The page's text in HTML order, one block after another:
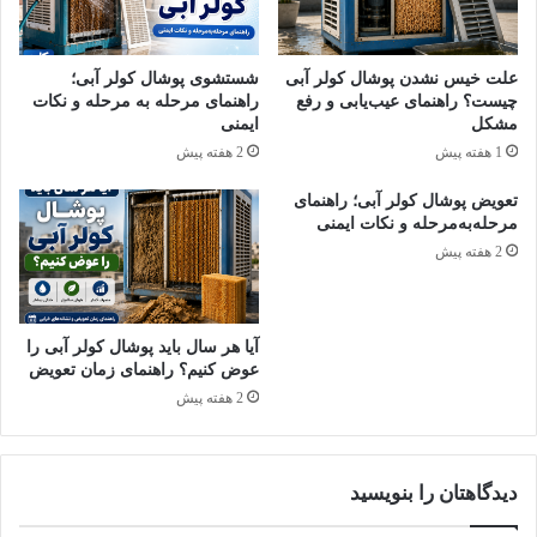
فرسودگی زودرس قطعات شود.
اگر تسمه قدیمی پاره شده یا شماره آن مشخص نیست، بهتر است
مدل کولر و اندازه پولی‌ها بررسی شود یا از یک متخصص تعمیر کولر
آبی کمک بگیرید.
علائم رایج خرابی تسمه کولر آبی
علت خیس نشدن پوشال کولر آبی
چیست؟ راهنمای عیب‌یابی و رفع
مشکل
1 هفته پیش
شستشوی پوشال کولر آبی؛
راهنمای مرحله به مرحله و نکات
ایمنی
2 هفته پیش
تعویض پوشال کولر آبی؛ راهنمای
مرحله‌به‌مرحله و نکات ایمنی
2 هفته پیش
آیا هر سال باید پوشال کولر آبی را
عوض کنیم؟ راهنمای زمان تعویض
2 هفته پیش
دیدگاهتان را بنویسید